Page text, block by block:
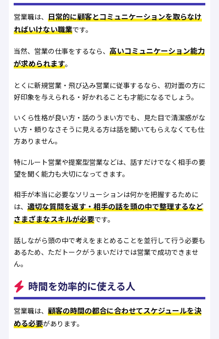
営業職は、 日常的に顧客とコミュニケーションを取らなけ
ればいけない職業です。
当然、営業の仕事をするなら、 高いコミュニケーション能力
が求められます。
とくに新規営業・飛び込み営業に従事するなら、初対面の方に
好印象を与えられる・好かれることも才能になるでしょう。
いくら性格が良い方・話のうまい方でも、見た目で清潔感がな
い方・頼りなさそうに見える方は話を聞いてもらえなくても仕
方ありません。
特にルート営業や提案型営業などは、話すだけでなく相手の要
望を聞く能力も大切になってきます。
相手が本当に必要なソリューションは何かを把握するために
は、 適切な質問を返す・相手の話を頭の中で整理するなど
さまざまなスキルが必要です。
話しながら頭の中で考えをまとめることを並行して行う必要も
あるため、ただトークがうまいだけでは営業で成功できませ
ん。
時間を効率的に使える人
営業職は、 顧客の時間の都合に合わせてスケジュールを決
める必要があります。